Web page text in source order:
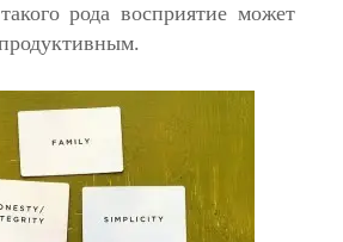
рода восприятие может